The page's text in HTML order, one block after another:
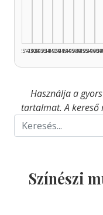
1925–1929
1930–1934
1935–1939
1940–1944
1945–1949
1950–1954
1955–1959
Használja a
tartalmat. A
Színészi